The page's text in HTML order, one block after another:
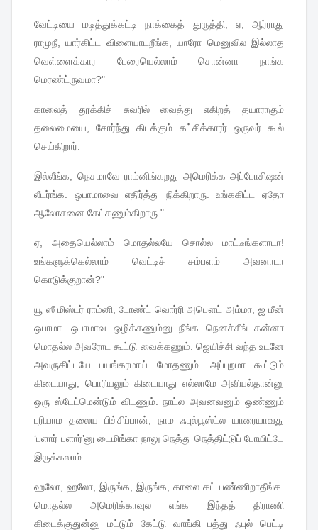
வேட்டியை மடித்துக்கட்டி நாக்கைத் துருத்தி ஏ,ஆர்ராது
ராமுநீ,யார்கிட்ட விளையாடறீங்க ,யாரோ மெனுவில இல்லாத
வெள்ளைக்கார
பேரையெல்லாம் சொன்னா
நாங்க
மெரண்ட்ருவமா?"
காலைத் தூக்கிச் சுவரில் வைத்து எகிறத்
தயாராகும்
தலைமையை ,சோர்ந்து கிடக்கும் கட்சிக்காரர் ஒருவர் கூல்
செய்கிறார்
இல்லீங்க நெசமாவே ராம்னிங்கறது அமெரிக்க அப்போசிஷன்
லீடர்ங்க
ஒபாமாவை எதிர்த்து நிக்கிறாரு.உங்ககிட்ட
ஏதோ
ஆலோசனை கேட்கணும்கிறாரு ."
ஏ அதையெல்லாம் மொதல்லயே சொல்ல மாட்டீங்களாடா!
உங்களுக்கெல்லாம்
வெட்டிச் சம்பளம்
அவனாடா
கொடுக்குறான்?"
யூ ஸீ மிஸ்டர் ராம்னி ,டோண்ட் வொர்ரி அபௌட் அம்மா, ஐ மீன்
ஒபாமா .ஒபாமாவ ஒழிக்கணும்னு நீங்க நெனச்சீங்
கன்னா
மொதல்ல அவரோட கூட்டு வைக்கணும். ஜெயிச்சி வந்த உடனே
அவருகிட்டயே
பயங்கரமாய் மோதணும். அப்புறமா
கூட்டும்
கிடையாது
பொரியலும் கிடையாது எல்லாமே அவியல்தான்னு
ஒரு ஸ்டேட்மென்டும் விடணும்.நாட்ல அவனவனும் ஒண்ணும்
புரியாம தலைய பிச்சிப்பான் நாம ஃபுல்பூஸ்ட்ல யாரையாவது
‘பளார் பளார்’னு டைமிங்கா நாலு நெத்து நெத்திட்டுப் போயிட்டே
இருக்கலாம்
ஹலோ ஹலோ இருங்க இருங்க காலை கட் பண்ணிறாதீங்க
மொதல்ல
அமெரிக்காவுல எங்க இந்தத்
திராணி
கிடைக்குதுன்னு
மட்டும் கேட்டு வாங்கி பத்து ஃபுல்
பெட்டி